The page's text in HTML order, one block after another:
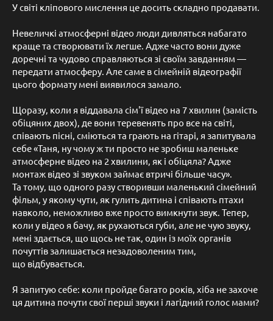
У світі кліпового мислення це досить складно продавати.
Невеличкі атмосферні відео люди дивляться набагато
краще та створювати їх легше. Адже часто вони дуже
доречні та чудово справляються зі своїм завданням —
передати атмосферу. Але саме в сімейній відеографії
цього формату мені виявилося замало.
Щоразу, коли я віддавала сім'ї відео на 7 хвилин (замість
обіцяних двох), де вони теревенять про все на світі,
співають пісні, сміються та грають на гітарі, я запитувала
себе «Таня, ну чому ж ти просто не зробиш маленьке
атмосферне відео на 2 хвилини, як і обіцяла? Адже
монтаж відео зі звуком займає втричі більше часу».
Та тому, що одного разу створивши маленький сімейний
фільм, у якому чути, як гулить дитина і співають птахи
навколо, неможливо вже просто вимкнути звук. Тепер,
коли у відео я бачу, як рухаються губи, але не чую звуку,
мені здається, що щось не так, один із моїх органів
почуттів залишається незадоволеним тим,
що відбувається.
Я запитую себе: коли пройде багато років, хіба не захоче
ця дитина почути свої перші звуки і лагідний голос мами?